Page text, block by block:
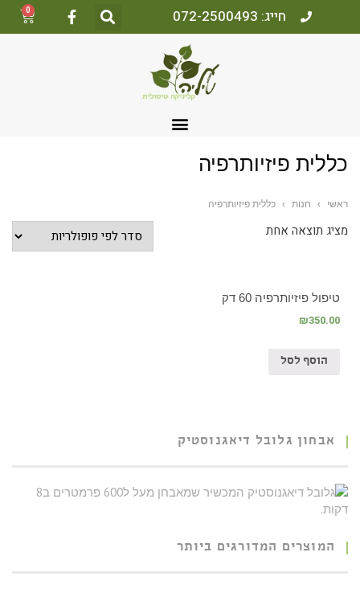
חייג: 072-2500493 0
כללית פיזיותרפיה
ראשי › חנות › כללית פיזיותרפיה
מציג תוצאה אחת
טיפול פיזיותרפיה 60 דק
₪350.00
הוסף לסל
אבחון גלובל דיאגנוסטיק
המוצרים המדורגים ביותר